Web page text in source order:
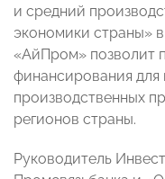
и средний
экономики страны»
«АйПром» позволит
финансирования для
производственных
регионов страны.
Руководитель